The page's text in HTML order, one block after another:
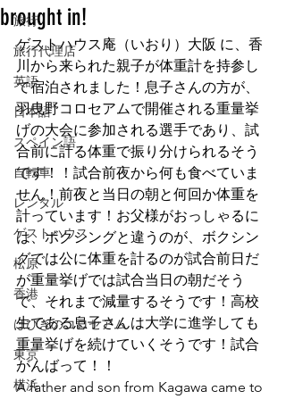
旅行
旅行代理店
英語
日本語
スペイン語
自転車
レンタル
ゲストハウス
松原
香港
はびきのコロセアム
東京
横浜
brought in!
ゲストハウス庵（いおり）大阪 に、香
川から来られた親子が体重計を持参し
て宿泊されました！息子さんの方が、
羽曳野コロセアムで開催される重量挙
げの大会に参加される選手であり、試
合前に計る体重で振り分けられるそう
です！！試合前夜から何も食べていま
せん！前夜と当日の朝と何回か体重を
計っています！お父様がおっしゃるに
は、ボクシングと違うのが、ボクシン
グでは公に体重を計るのが試合前日だ
が重量挙げでは試合当日の朝だそう
で、それまで減量するそうです！高校
生である息子さんは大学に進学しても
重量挙げを続けていくそうです！試合
がんばって！！
A father and son from Kagawa came to